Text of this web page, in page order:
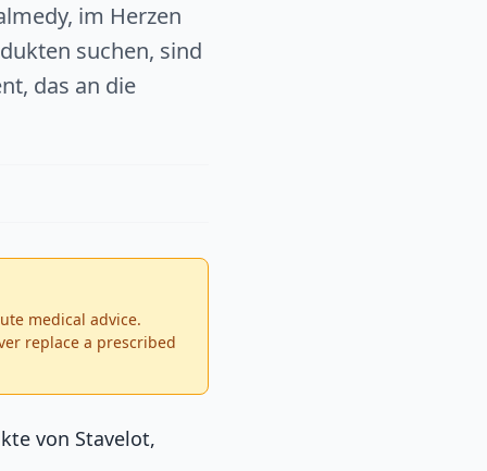
im Herzen
suchen, sind
das an die
medical advice.
replace a prescribed
von Stavelot,